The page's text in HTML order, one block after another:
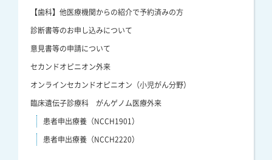
【歯科】他医療機関からの紹介で予約済みの方
診断書等のお申し込みについて
意見書等の申請について
セカンドオピニオン外来
オンラインセカンドオピニオン（小児がん分野）
臨床遺伝子診療科 がんゲノム医療外来
患者申出療養（NCCH1901）
患者申出療養（NCCH2220）